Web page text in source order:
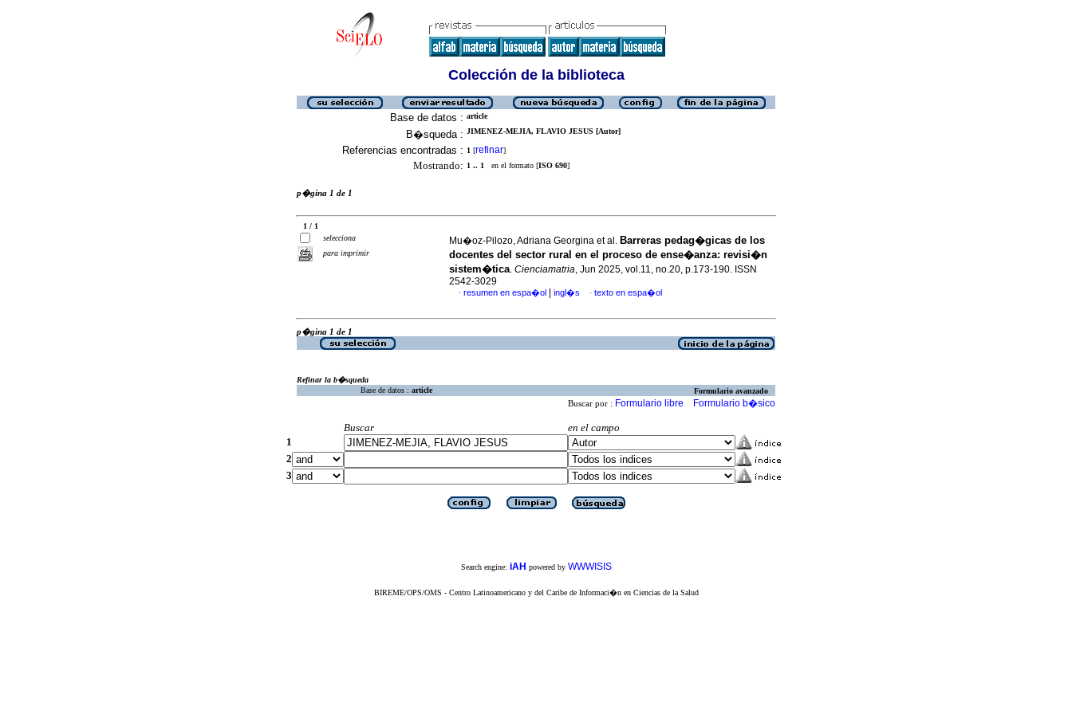
Colección de la biblioteca
Base de datos : article
B�squeda : JIMENEZ-MEJIA, FLAVIO JESUS [Autor]
Referencias encontradas : 1 [refinar]
Mostrando: 1 .. 1 en el formato [ISO 690]
p�gina 1 de 1
1 / 1
selecciona
para imprimir
Mu�oz-Pilozo, Adriana Georgina et al. Barreras pedag�gicas de los
docentes del sector rural en el proceso de ense�anza: revisi�n
sistem�tica. Cienciamatria, Jun 2025, vol.11, no.20, p.173-190. ISSN
2542-3029
· resumen en espa�ol ingl�s · texto en espa�ol
p�gina 1 de 1
Refinar la b�squeda
Base de datos : article Formulario avanzado
Buscar por : Formulario libre Formulario b�sico
Buscar
en el campo
1
2
3
Search engine: iAH powered by WWWISIS
BIREME/OPS/OMS - Centro Latinoamericano y del Caribe de Informaci�n en Ciencias de la Salud